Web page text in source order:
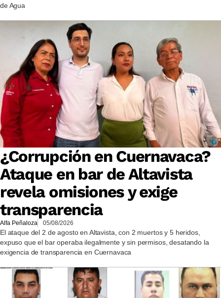
de Agua
¿Corrupción en Cuernavaca?
Ataque en bar de Altavista
revela omisiones y exige
transparencia
Alfa Peñaloza 05/08/2026
El ataque del 2 de agosto en Altavista, con 2 muertos y 5 heridos,
expuso que el bar operaba ilegalmente y sin permisos, desatando la
exigencia de transparencia en Cuernavaca